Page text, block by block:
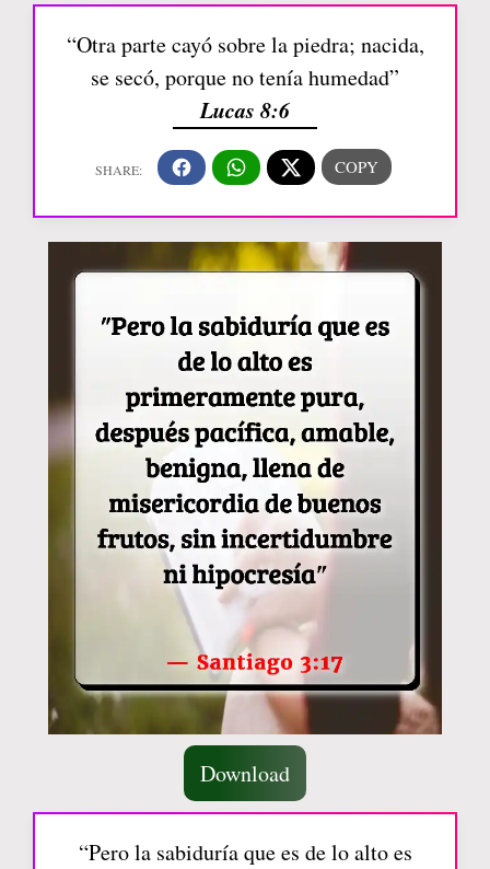
“Otra parte cayó sobre la piedra; nacida,
se secó, porque no tenía humedad”
Lucas 8:6
Download
“Pero la sabiduría que es de lo alto es